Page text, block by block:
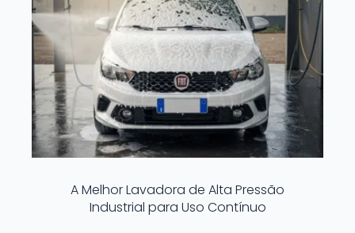
A Melhor Lavadora de Alta Pressão
Industrial para Uso Contínuo